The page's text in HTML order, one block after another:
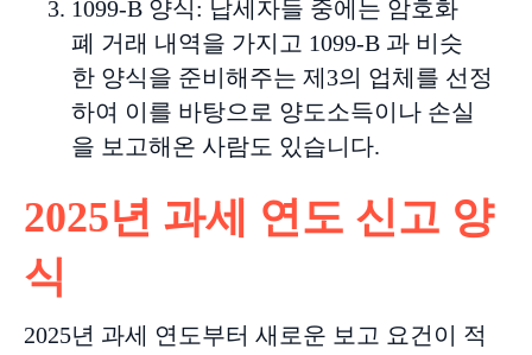
1099-B 양식: 납세자들 중에는 암호화
폐 거래 내역을 가지고 1099-B 과 비슷
한 양식을 준비해주는 제 3의 업체를 선정
하여 이를 바탕으로 양도소득이나 손실
을 보고해온 사람도 있습니다.
2025년 과세 연도 신고 양
식
2025년 과세 연도부터 새로운 보고 요건이 적